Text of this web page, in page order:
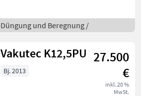
Neumaschine;
Behältervolumen: 1000;
Antriebsart: Mechanischer
Düngung und Beregnung /
Vakutec K12,5PU 27.500
€
inkl. 20 %
MwSt.
Bj. 2013